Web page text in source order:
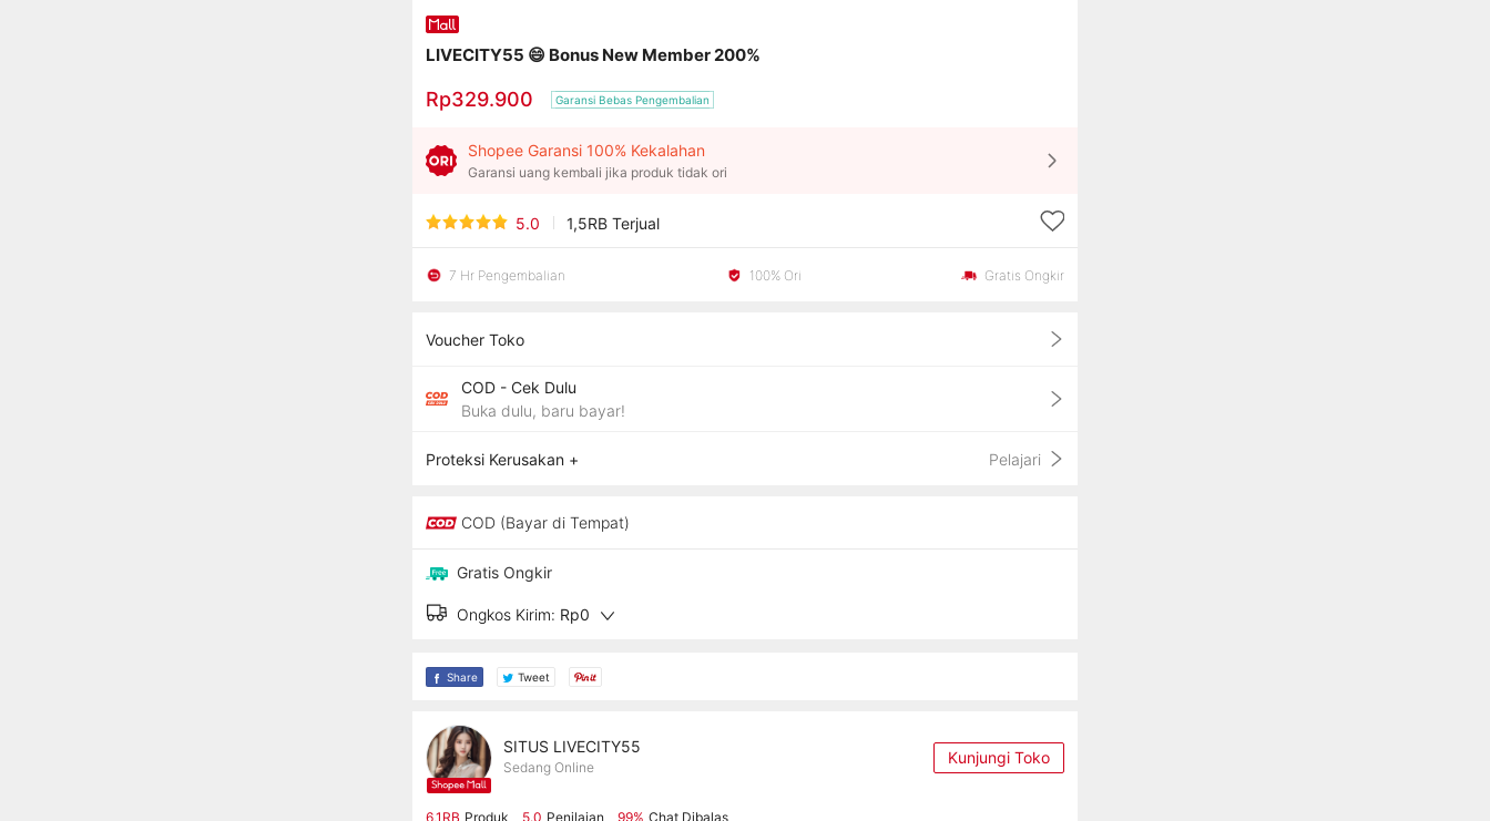
LIVECITY55 😄 Bonus New Member 200%
Rp329.900 Garansi Bebas Pengembalian
Shopee Garansi 100% Kekalahan
Garansi uang kembali jika produk tidak ori
5.0 1,5RB Terjual
7 Hr Pengembalian 100% Ori Gratis Ongkir
Voucher Toko
COD - Cek Dulu
Buka dulu, baru bayar!
Proteksi Kerusakan + Pelajari
COD (Bayar di Tempat)
Gratis Ongkir
Ongkos Kirim: Rp0
Share Tweet
SITUS LIVECITY55
Sedang Online Kunjungi Toko
6,1RB Produk 5.0 Penilaian 99% Chat Dibalas